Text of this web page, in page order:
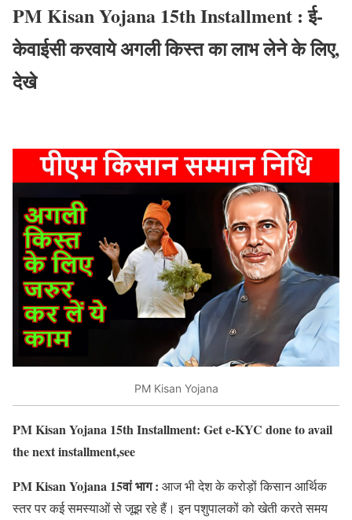
PM Kisan Yojana 15th Installment : ई-
केवाईसी करवाये अगली किस्त का लाभ लेने के लिए,
देखे
PM Kisan Yojana
PM Kisan Yojana 15th Installment: Get e-KYC done to avail
the next installment,see
PM Kisan Yojana 15वां भाग : आज भी देश के करोड़ों किसान आर्थिक
स्तर पर कई समस्याओं से जूझ रहे हैं। इन पशुपालकों को खेती करते समय